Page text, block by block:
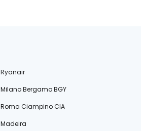
Ryanair
Milano Bergamo BGY
Roma Ciampino CIA
Madeira